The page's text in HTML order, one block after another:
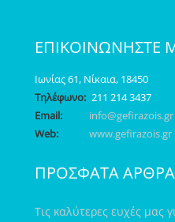
ΕΠΙΚΟΙΝΩΝΗΣΤΕ
Ιωνίας 61, Νίκαια, 18450
Τηλέφωνο:211 214 3437
Email:
info@gefirazois.gr
Web:
www.gefirazois.gr
ΠΡΟΣΦΑΤΑ ΑΡΘΡΑ
Τις καλύτερες ευχές μας